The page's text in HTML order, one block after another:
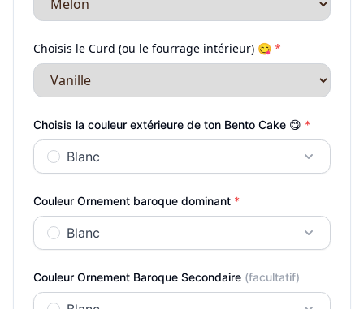
Choisis le Curd (ou le fourrage intérieur) 😋 *
Choisis la couleur extérieure de ton Bento Cake 😋 *
Blanc
Couleur Ornement baroque dominant *
Blanc
Couleur Ornement Baroque Secondaire (facultatif)